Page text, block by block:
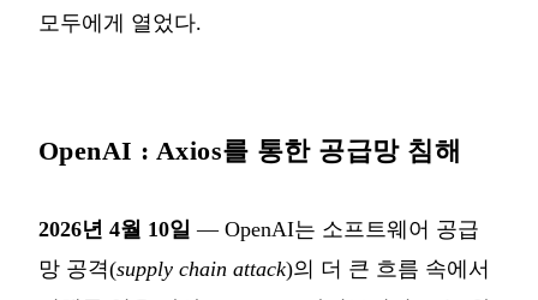
모두에게 열었다.
OpenAI : Axios를 통한 공급망 침해
2026년 4월 10일 — OpenAI는 소프트웨어 공급
망 공격(supply chain attack)의 더 큰 흐름 속에서